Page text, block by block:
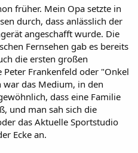
früher. Mein Opa setzte in
durch, dass anlässlich der
angeschafft wurde. Die
Fernsehen gab es bereits
die ersten großen
Frankenfeld oder "Onkel
war das Medium, in den
dass eine Familie
und man sah sich die
das Aktuelle Sportstudio
Ecke an.